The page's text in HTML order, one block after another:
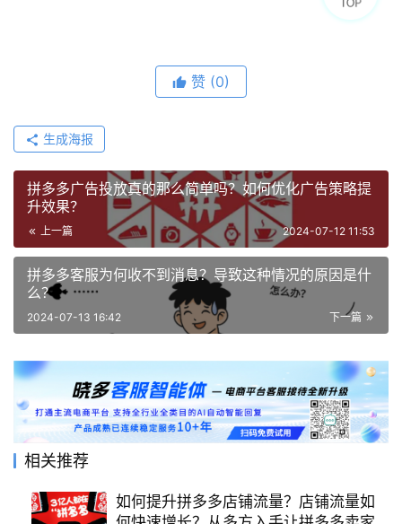
赞 (0)
生成海报
拼多多广告投放真的那么简单吗？如何优化广告策略提
升效果？
上一篇 2024-07-12 11:53
拼多多客服为何收不到消息？导致这种情况的原因是什
么？
下一篇
2024-07-13 16:42
相关推荐
如何提升拼多多店铺流量？店铺流量如